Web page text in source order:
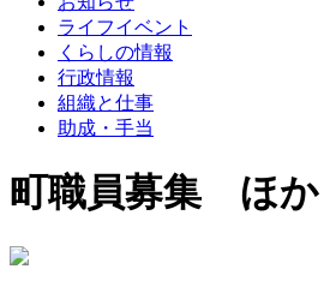
ライフイベント
くらしの情報
行政情報
組織と仕事
助成・手当
町職員募集 ほか